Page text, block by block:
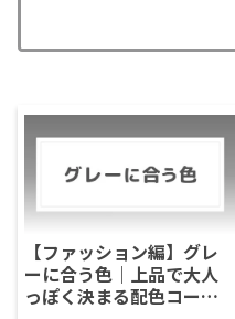
【ファッション編】グレ
ーに合う色｜上品で大人
っぽく決まる配色コーデ